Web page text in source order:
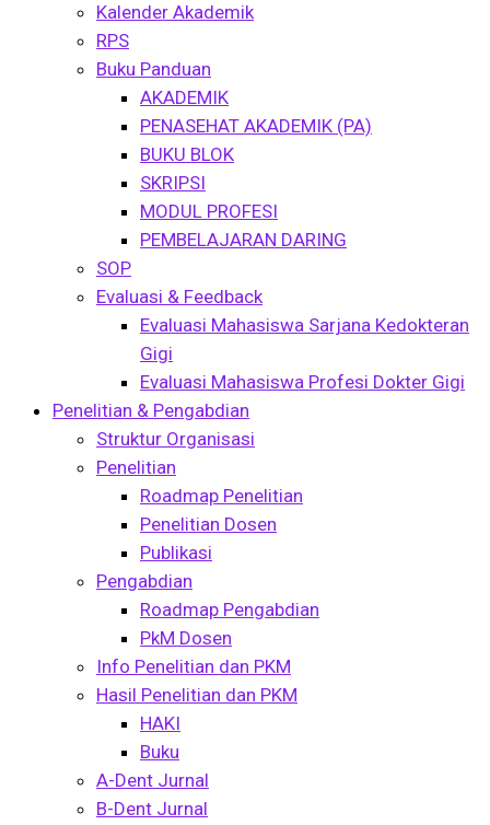
Kalender Akademik
RPS
Buku Panduan
AKADEMIK
PENASEHAT AKADEMIK (PA)
BUKU BLOK
SKRIPSI
MODUL PROFESI
PEMBELAJARAN DARING
SOP
Evaluasi & Feedback
Evaluasi Mahasiswa Sarjana Kedokteran
Gigi
Evaluasi Mahasiswa Profesi Dokter Gigi
Penelitian & Pengabdian
Struktur Organisasi
Penelitian
Roadmap Penelitian
Penelitian Dosen
Publikasi
Pengabdian
Roadmap Pengabdian
PkM Dosen
Info Penelitian dan PKM
Hasil Penelitian dan PKM
HAKI
Buku
A-Dent Jurnal
B-Dent Jurnal